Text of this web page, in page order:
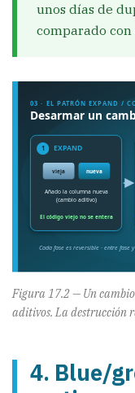
unos días de
comparado
Figura 17.2 — Un cambio
aditivos. La destrucción
4. Blue/